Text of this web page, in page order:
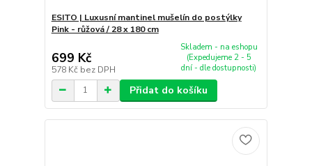
ESITO | Luxusní mantinel mušelín do postýlky
Pink - růžová / 28 x 180 cm
699 Kč
578 Kč bez DPH
Skladem - na eshopu
(Expedujeme 2 - 5
dní - dle dostupnosti)
Přidat do košíku